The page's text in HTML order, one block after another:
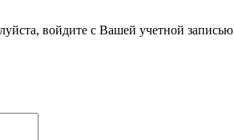
войдите с Вашей учетной записью